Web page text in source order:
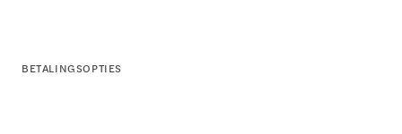
BETALINGSOPTIES